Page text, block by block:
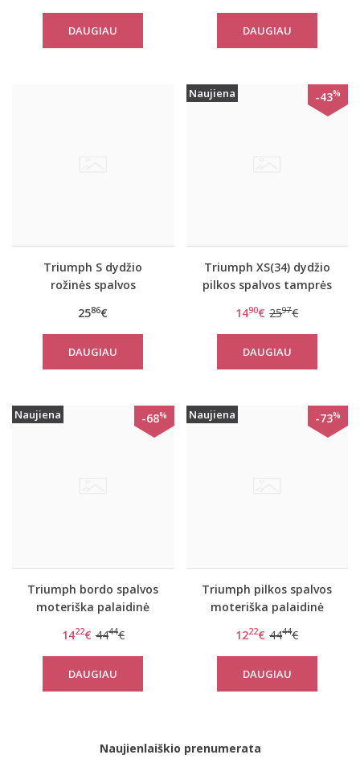
DAUGIAU DAUGIAU
Triumph S dydžio
rožinės spalvos
marškinėliai women
move FLEX Tank
2586€
DAUGIAU
Naujiena -43%
Triumph XS(34) dydžio
pilkos spalvos tamprės
1490€ 2597€
DAUGIAU
Naujiena -68%
Triumph bordo spalvos
moteriška palaidinė
1422€ 4444€
DAUGIAU
Naujiena -73%
Triumph pilkos spalvos
moteriška palaidinė
1222€ 4444€
DAUGIAU
Naujienlaiškio prenumerata